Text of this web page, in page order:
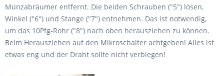
Münzabräumer entfernt. Die beiden Schrauben ("5") lösen,
Winkel ("6") und Stange ("7") entnehmen. Das ist notwendig,
um das 10Pfg-Rohr ("8") nach oben herausziehen zu können.
Beim Herausziehen auf den Mikroschalter achtgeben! Alles ist
etwas eng und der Draht sollte nicht verbiegen!